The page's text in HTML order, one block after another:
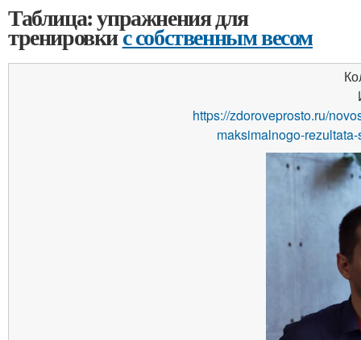
Таблица: упражнения для
тренировкис собственным весом
https://zdoroveprosto.ru/
maksimalnogo-